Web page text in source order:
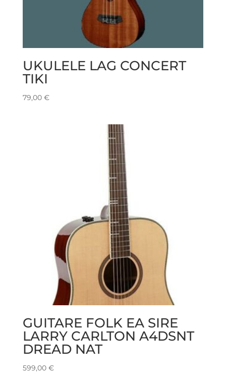
UKULELE LAG CONCERT
TIKI
79,00 €
GUITARE FOLK EA SIRE
LARRY CARLTON A4DSNT
DREAD NAT
599,00 €